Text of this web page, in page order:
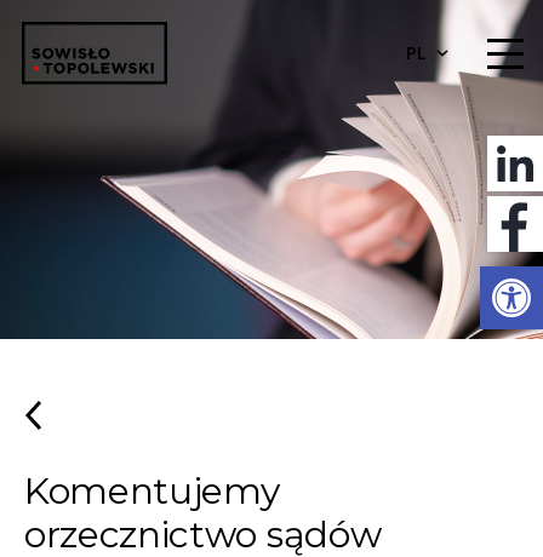
PL
Komentujemy
orzecznictwo sądów